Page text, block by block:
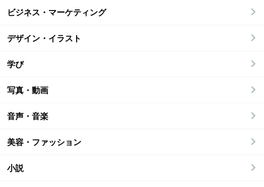
ビジネス・マーケティング
デザイン・イラスト
学び
写真・動画
音声・音楽
美容・ファッション
小説